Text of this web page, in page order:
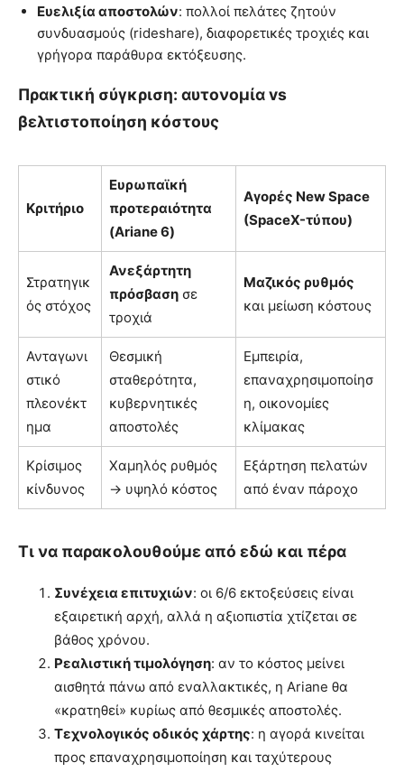
Ευελιξία αποστολών: πολλοί πελάτες ζητούν
συνδυασμούς (rideshare), διαφορετικές τροχιές και
γρήγορα παράθυρα εκτόξευσης.
Πρακτική σύγκριση: αυτονομία vs
βελτιστοποίηση κόστους
Κριτήριο
Ευρωπαϊκή
προτεραιότητα
(Ariane 6)
Αγορές New Space
(SpaceX-τύπου)
Στρατηγικ
ός στόχος
Ανεξάρτητη
πρόσβαση σε
τροχιά
Μαζικός ρυθμός
και μείωση κόστους
Ανταγωνι
στικό
πλεονέκτ
ημα
Θεσμική
σταθερότητα,
κυβερνητικές
αποστολές
Εμπειρία,
επαναχρησιμοποίησ
η, οικονομίες
κλίμακας
Κρίσιμος
κίνδυνος
Χαμηλός ρυθμός
→ υψηλό κόστος
Εξάρτηση πελατών
από έναν πάροχο
Τι να παρακολουθούμε από εδώ και πέρα
Συνέχεια επιτυχιών: οι 6/6 εκτοξεύσεις είναι
εξαιρετική αρχή, αλλά η αξιοπιστία χτίζεται σε
βάθος χρόνου.
Ρεαλιστική τιμολόγηση: αν το κόστος μείνει
αισθητά πάνω από εναλλακτικές, η Ariane θα
«κρατηθεί» κυρίως από θεσμικές αποστολές.
Τεχνολογικός οδικός χάρτης: η αγορά κινείται
προς επαναχρησιμοποίηση και ταχύτερους